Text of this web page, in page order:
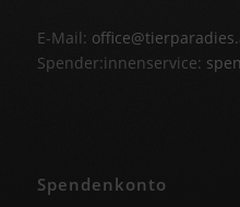
E-Mail:
Spender:innenservice:
Spendenkonto